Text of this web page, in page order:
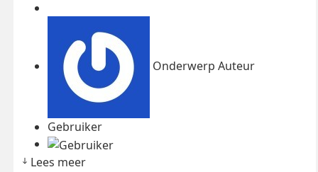
Onderwerp Auteur
Gebruiker
Lees meer